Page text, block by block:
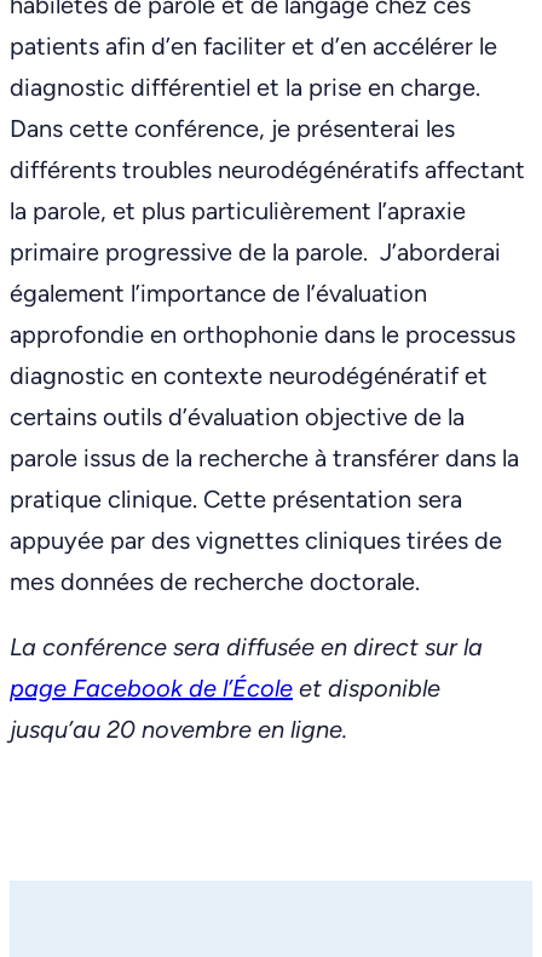
patients afin d’en faciliter et d’en accélérer le
diagnostic différentiel et la prise en charge.
Dans cette conférence, je présenterai les
différents troubles neurodégénératifs affectant
la parole, et plus particulièrement l’apraxie
primaire progressive de la parole. J’aborderai
également l’importance de l’évaluation
approfondie en orthophonie dans le processus
diagnostic en contexte neurodégénératif et
certains outils d’évaluation objective de la
parole issus de la recherche à transférer dans la
pratique clinique. Cette présentation sera
appuyée par des vignettes cliniques tirées de
mes données de recherche doctorale.
La conférence sera diffusée en direct sur la
page Facebook de l’École et disponible
jusqu’au 20 novembre en ligne.